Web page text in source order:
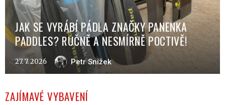
JAK SE VYRÁBÍ PÁDLA ZNAČKY PANENKA
PADDLES? RUČNĚ A NESMÍRNĚ POCTIVĚ!
27. 7. 2026 Petr Snížek
ZAJÍMAVÉ VYBAVENÍ